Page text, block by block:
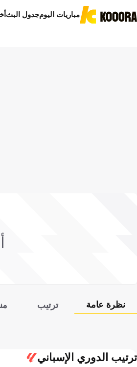
مباريات اليومجدول البث
نظرة عامة ترتيب
ترتيب الدوري الإسباني